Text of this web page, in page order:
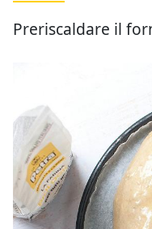
Preriscaldare il